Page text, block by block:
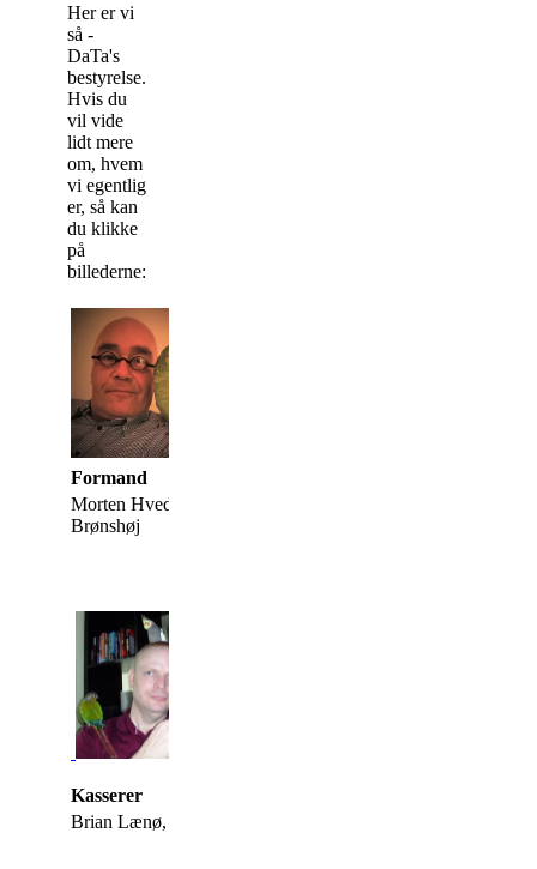
Her er vi
så -
DaTa's
bestyrelse.
Hvis du
vil vide
lidt mere
om, hvem
vi egentlig
er, så kan
du klikke
på
billederne:
Formand
Morten Hvedsteen,
Brønshøj
Kasserer
Brian Lænø, Kolind